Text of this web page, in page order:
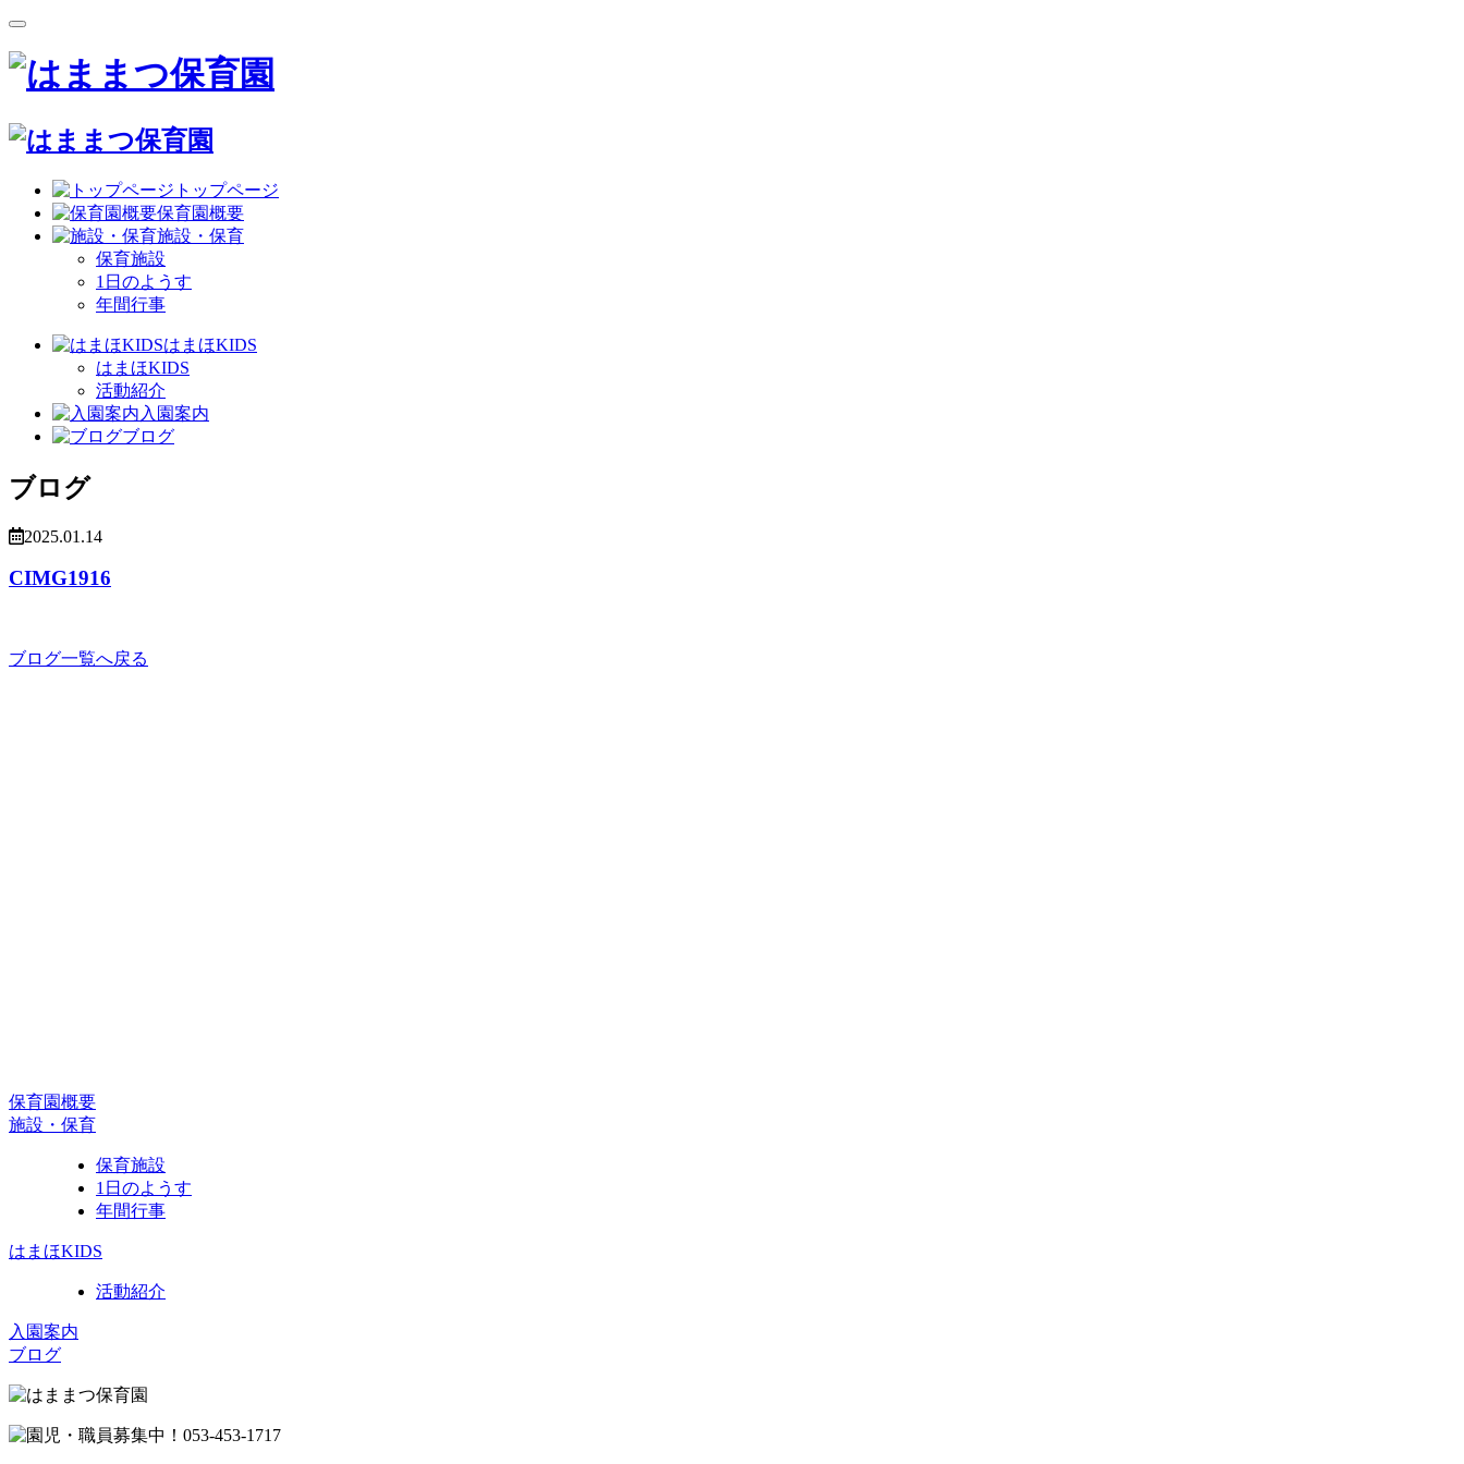
トップページ
保育園概要
施設・保育
保育施設
1日のようす
年間行事
はまほKIDS
はまほKIDS
活動紹介
入園案内
ブログ
ブログ
2025.01.14
CIMG1916
ブログ一覧へ戻る
保育園概要
施設・保育
保育施設
1日のようす
年間行事
はまほKIDS
活動紹介
入園案内
ブログ